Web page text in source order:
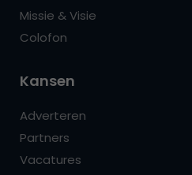
Missie & Visie
Colofon
Kansen
Adverteren
Partners
Vacatures